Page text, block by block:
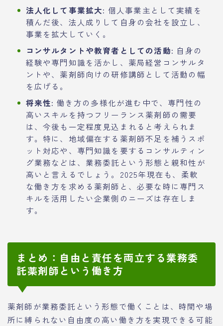
法人化して事業拡大: 個人事業主として実績を
積んだ後、法人成りして自身の会社を設立し、
事業を拡大していく。
コンサルタントや教育者としての活動: 自身の
経験や専門知識を活かし、薬局経営コンサルタ
ントや、薬剤師向けの研修講師として活動の幅
を広げる。
将来性: 働き方の多様化が進む中で、専門性の
高いスキルを持つフリーランス薬剤師の需要
は、今後も一定程度見込まれると考えられま
す。特に、地域偏在する薬剤師不足を補うスポ
ット対応や、専門知識を要するコンサルティン
グ業務などは、業務委託という形態と親和性が
高いと言えるでしょう。2025年現在も、柔軟
な働き方を求める薬剤師と、必要な時に専門ス
キルを活用したい企業側のニーズは存在しま
す。
まとめ：自由と責任を両立する業務委
託薬剤師という働き方
薬剤師が業務委託という形態で働くことは、時間や場
所に縛られない自由度の高い働き方を実現できる可能